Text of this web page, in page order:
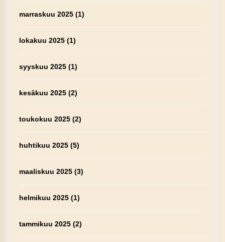
marraskuu 2025(1)
lokakuu 2025(1)
syyskuu 2025(1)
kesäkuu 2025(2)
toukokuu 2025(2)
huhtikuu 2025(5)
maaliskuu 2025(3)
helmikuu 2025(1)
tammikuu 2025(2)